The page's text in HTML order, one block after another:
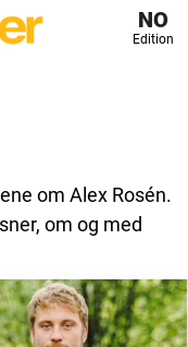
NO
Edition
om Alex Rosén.
om og med